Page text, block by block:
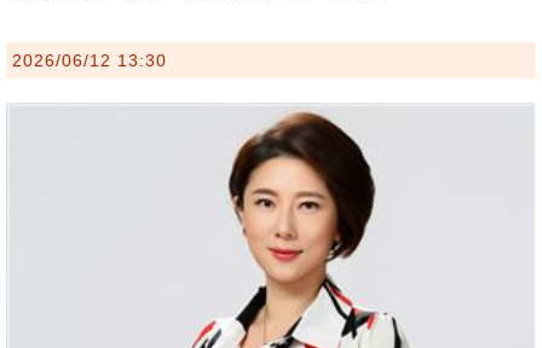
2026/06/12 13:30